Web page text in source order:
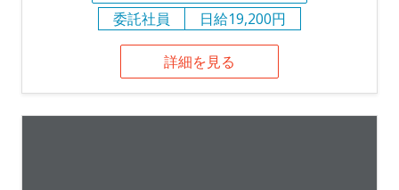
委託社員
日給19,200円
詳細を見る